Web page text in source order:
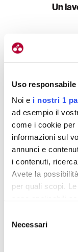
Uso
Noi e i nostri 1
ad esempio il
come i cookie per
informazioni sul
annunci e
i contenuti,
Avete la
per quali scopi.
revocare il proprio
Dichiarazione
delNecessari
Un
Il ciclismo è un
molto, nel
bisogna
parole. E
Articoli